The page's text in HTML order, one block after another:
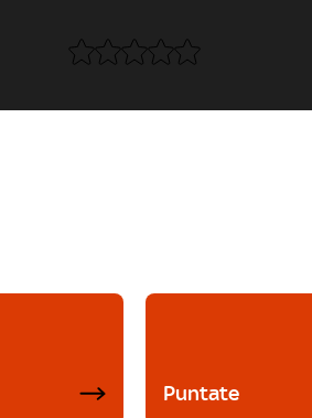
Puntate